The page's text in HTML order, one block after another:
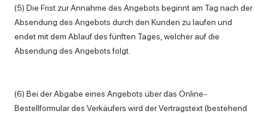
(5) Die Frist zur Annahme des Angebots beginnt am Tag nach der
Absendung des Angebots durch den Kunden zu laufen und
endet mit dem Ablauf des fünften Tages, welcher auf die
Absendung des Angebots folgt.
(6) Bei der Abgabe eines Angebots über das Online-
Bestellformular des Verkäufers wird der Vertragstext (bestehend